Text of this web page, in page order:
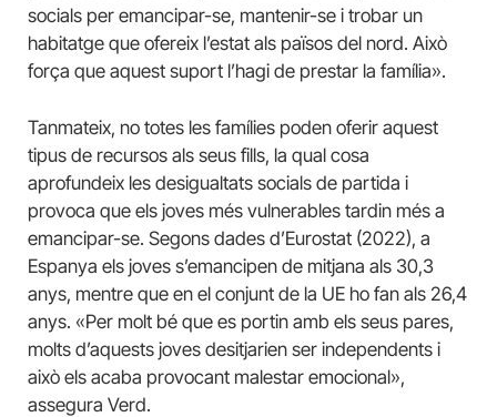
socials per emancipar-se, mantenir-se i trobar un
habitatge que ofereix l’estat als països del nord. Això
força que aquest suport l’hagi de prestar la família».
Tanmateix, no totes les famílies poden oferir aquest
tipus de recursos als seus fills, la qual cosa
aprofundeix les desigualtats socials de partida i
provoca que els joves més vulnerables tardin més a
emancipar-se. Segons dades d’Eurostat (2022), a
Espanya els joves s’emancipen de mitjana als 30,3
anys, mentre que en el conjunt de la UE ho fan als 26,4
anys. «Per molt bé que es portin amb els seus pares,
molts d’aquests joves desitjarien ser independents i
això els acaba provocant malestar emocional»,
assegura Verd.